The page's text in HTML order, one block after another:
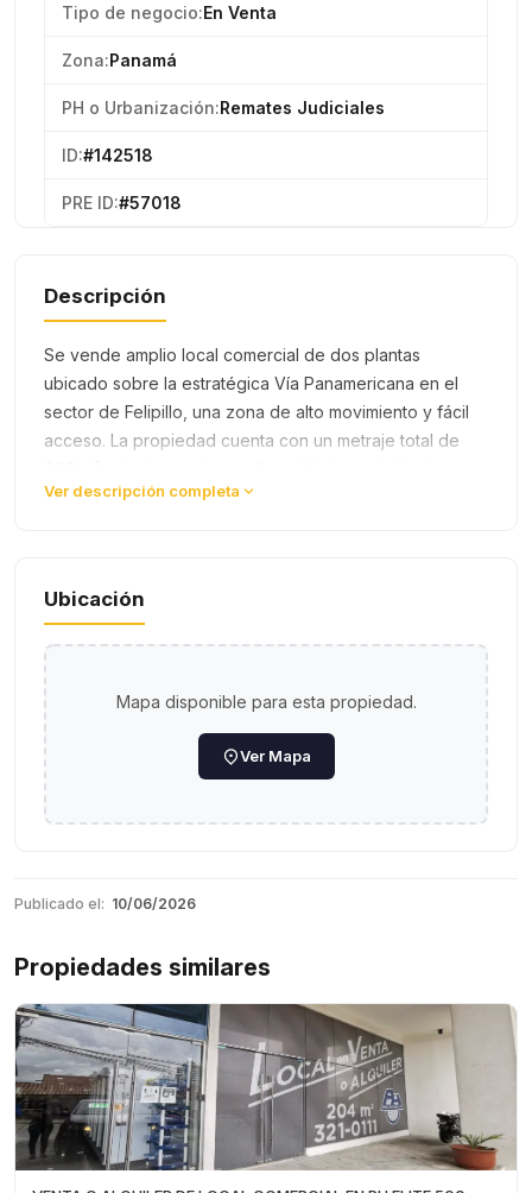
Tipo de negocio:En Venta
Zona:Panamá
PH o Urbanización:Remates Judiciales
ID:#142518
PRE ID:#57018
Descripción
Se vende amplio local comercial de dos plantas
ubicado sobre la estratégica Vía Panamericana en el
sector de Felipillo, una zona de alto movimiento y fácil
acceso. La propiedad cuenta con un metraje total de
comerciales o de in…
Ver descripción completa
Ubicación
Mapa disponible para esta propiedad.
Ver Mapa
Publicado el: 10/06/2026
Propiedades similares